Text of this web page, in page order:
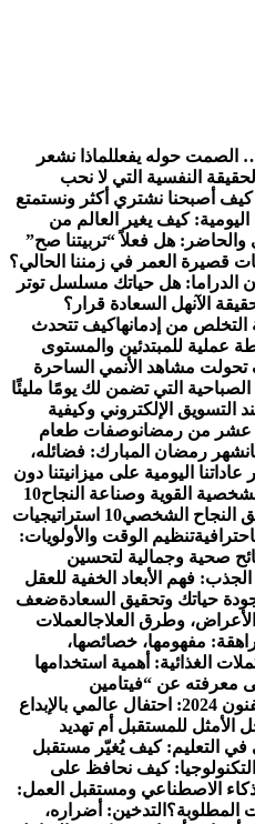
الصمت حوله يفعللماذا نشعر
النفسية التي لا نحب
كيف أصبحنا نشتري أكثر ونستمتع
اليومية: كيف يغير العالم من
هل فعلاً “تربيتنا صح”
قصيرة العمر في زمننا الحالي؟
الدراما: هل حياتك مسلسل توتر
الآنهل السعادة قرار؟
التخلص من إدمانهاكيف تتحدث
في 4 أسابيع: خطة عملية للمبتدئين والمستوى
مشاهد الأنمي الساحرة
الصباحية التي تضمن لك يومًا مليئًا
التسويق الإلكتروني وكيفية
عشر من رمضانوصفات طعام
شهر رمضان المبارك: فضائله،
اليومية على ميزانيتنا دون
القوية وصناعة النجاح10
النجاح الشخصي
10 استراتيجيات
تنظيم الوقت والأولويات:
صحية وجمالية لتحسين
فهم الأبعاد الخفية للعقل
ضعف
الأعراض، وطرق العلاجالعملات
مفهومها، خصائصها،
الغذائية: أهمية استخدامها
معرفته عن “فيتامين
مهرجان قطر الدولي للفنون 2024: احتفال عالمي بالإبداع
الأمثل للمستقبل أم تهديد
في التعليم: كيف يُغيّر مستقبل
كيف نحافظ على
الاصطناعي ومستقبل العمل:
المطلوبة؟ التدخين: أضراره،